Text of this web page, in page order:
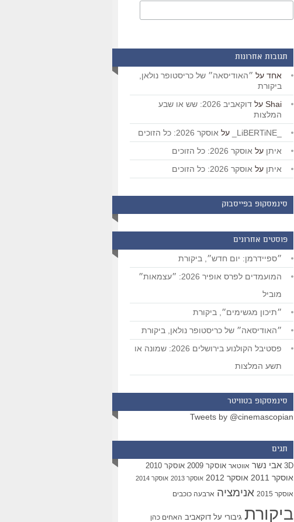
תגובות אחרונות
אחד על ״האודיסאה״ של כריסטופר נולאן,
ביקורת
Shai על
דוקאביב 2026: שש או שבע
המלצות
על אוסקר 2026: כל הזוכים
איתן על אוסקר 2026: כל הזוכים
איתן על אוסקר 2026: כל הזוכים
סינמסקופ בפייסבוק
פוסטים אחרונים
״ספיידרמן: יום חדש״, ביקורת
המועמדים לפרס אופיר 2026: ״עצמאות״
מוביל
״תיכון מגשימים״, ביקורת
״האודיסאה״ של כריסטופר נולאן, ביקורת
פסטיבל הקולנוע בירושלים 2026: שמונה או
תשע המלצות
סינמסקופ בטוויטר
Tweets by @cinemascopian
תגים
3D אבי נשר אווטאר אוסקר 2009 אוסקר 2010
אוסקר 2011 אוסקר 2012 אוסקר 2013 אוסקר 2014
אוסקר 2015 אנימציה ארבעה כוכבים
ביקורת גיבורי על דוקאביב האחים כהן